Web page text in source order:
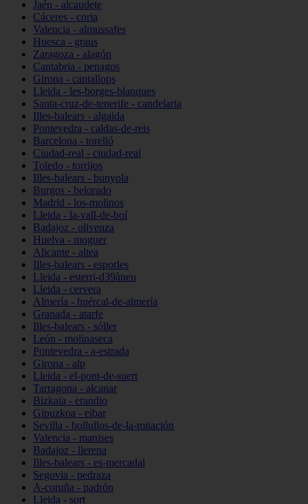
Jaén - alcaudete
Cáceres - coria
Valencia - almussafes
Huesca - graus
Zaragoza - alagón
Cantabria - penagos
Girona - cantallops
Lleida - les-borges-blanques
Santa-cruz-de-tenerife - candelaria
Illes-balears - algaida
Pontevedra - caldas-de-reis
Barcelona - torelló
Ciudad-real - ciudad-real
Toledo - torrijos
Illes-balears - bunyola
Burgos - belorado
Madrid - los-molinos
Lleida - la-vall-de-boí
Badajoz - olivenza
Huelva - moguer
Alicante - altea
Illes-balears - esporles
Lleida - esterri-d39àneu
Lleida - cervera
Almería - huércal-de-almería
Granada - atarfe
Illes-balears - sóller
León - molinaseca
Pontevedra - a-estrada
Girona - alp
Lleida - el-pont-de-suert
Tarragona - alcanar
Bizkaia - erandio
Gipuzkoa - eibar
Sevilla - bollullos-de-la-mitación
Valencia - manises
Badajoz - llerena
Illes-balears - es-mercadal
Segovia - pedraza
A-coruña - padrón
Lleida - sort